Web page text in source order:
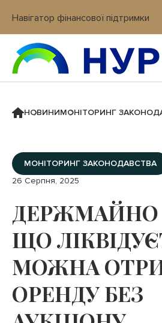
Навігатор фінансової підтримки
Вхід в кабінет IT платформи
НОВИНИМОНІТОРИНГ
МОНІТОРИНГ ЗАКОНОДАВСТВА
26 Серпня, 2025
ДЕРЖМАЙНО
ЩО
МОЖНА
ОРЕНДУ БЕЗ